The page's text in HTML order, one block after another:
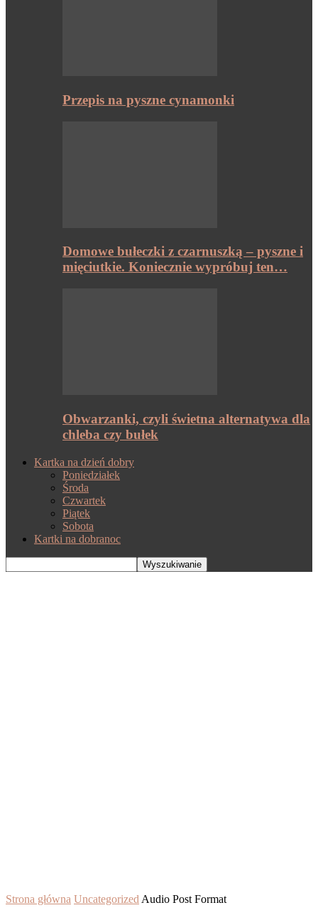
Przepis na pyszne cynamonki
Domowe bułeczki z czarnuszką – pyszne i
mięciutkie. Koniecznie wypróbuj ten…
Obwarzanki, czyli świetna alternatywa dla
chleba czy bułek
Kartka na dzień dobry
Poniedziałek
Środa
Czwartek
Piątek
Sobota
Kartki na dobranoc
Strona główna Uncategorized Audio Post Format